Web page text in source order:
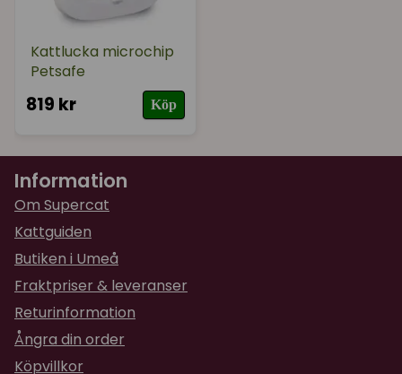
Kattlucka microchip
Petsafe
819 kr Köp
Information
Om Supercat
Kattguiden
Butiken i Umeå
Fraktpriser & leveranser
Returinformation
Ångra din order
Köpvillkor